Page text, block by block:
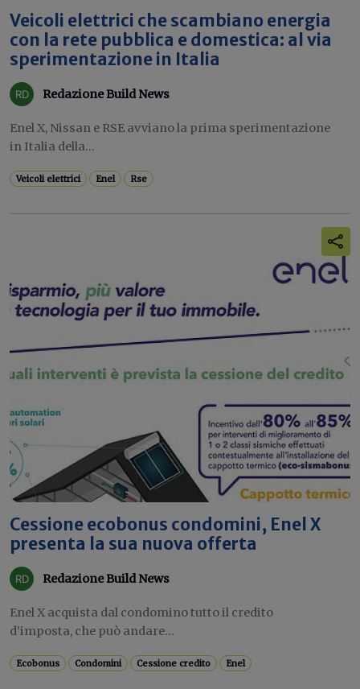
Veicoli elettrici che scambiano energia
con la rete pubblica e domestica: al via
sperimentazione in Italia
Redazione Build News
Enel X, Nissan e RSE avviano la prima sperimentazione
in Italia della...
Veicoli elettrici Enel Rse
Cessione ecobonus condomini, Enel X
presenta la sua nuova offerta
Redazione Build News
Enel X acquista dal condomino tutto il credito
d’imposta, che può andare...
Ecobonus Condomini Cessione credito Enel